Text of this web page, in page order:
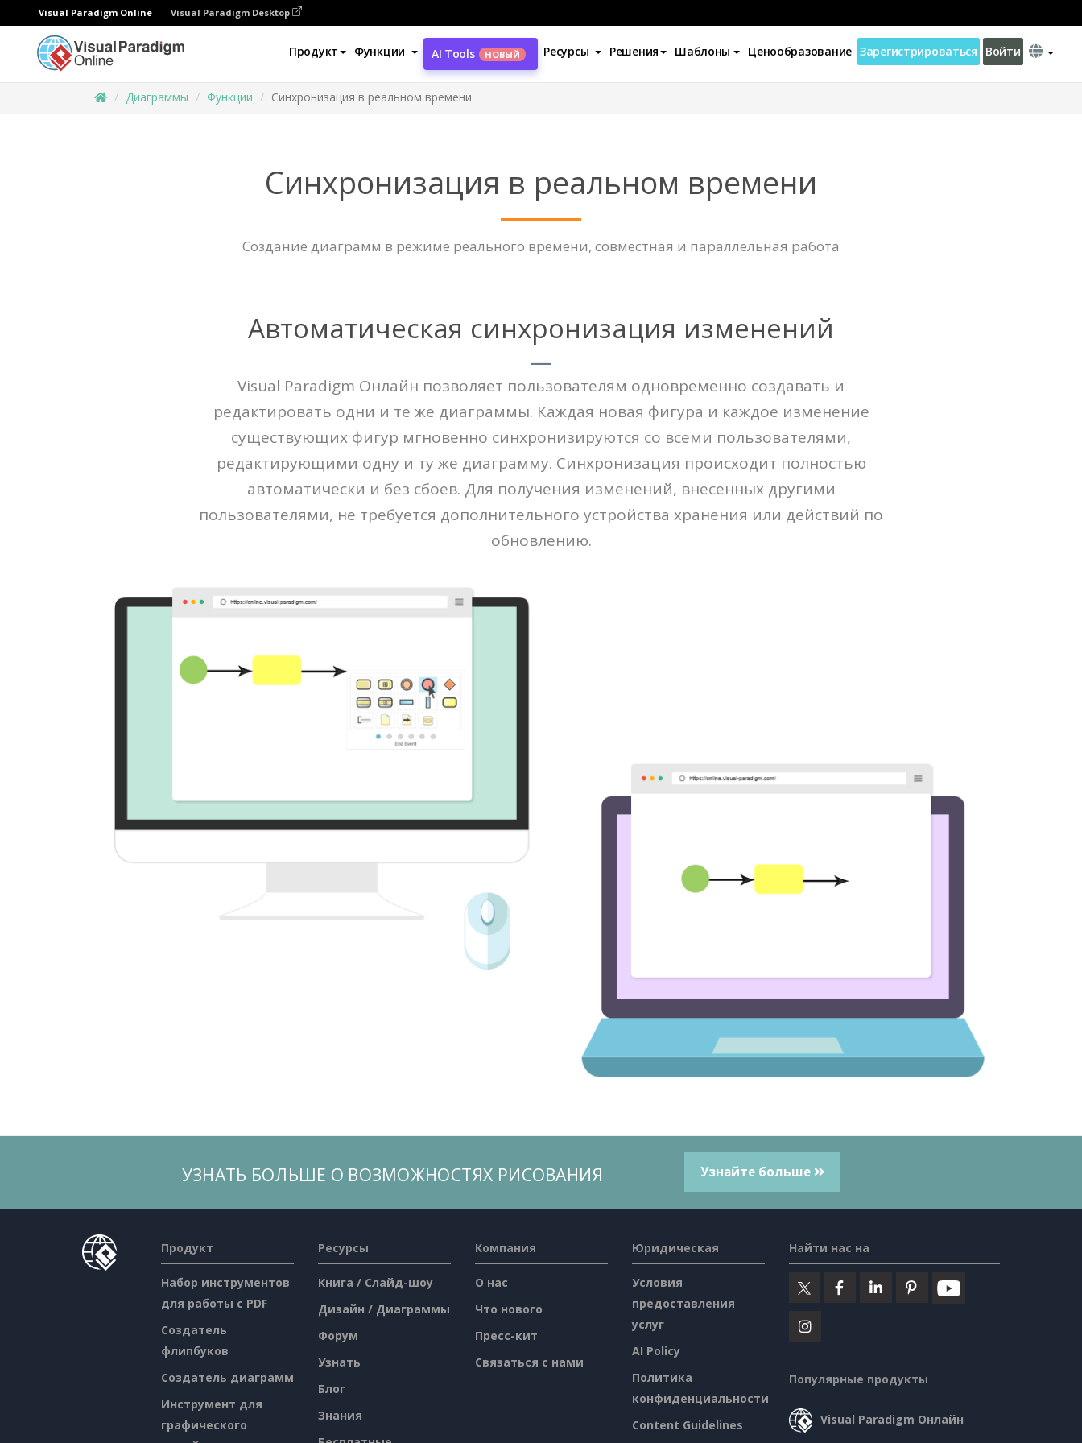
Visual Paradigm Online Visual Paradigm Desktop
Продукт Функции AI Tools НОВЫЙ Ресурсы Решения Шаблоны Ценообразование Зарегистрироваться Войти
Диаграммы Функции Синхронизация в реальном времени
Синхронизация в реальном времени
Создание диаграмм в режиме реального времени, совместная и параллельная работа
Автоматическая синхронизация изменений
Visual Paradigm Онлайн позволяет пользователям одновременно создавать и
редактировать одни и те же диаграммы. Каждая новая фигура и каждое изменение
существующих фигур мгновенно синхронизируются со всеми пользователями,
редактирующими одну и ту же диаграмму. Синхронизация происходит полностью
автоматически и без сбоев. Для получения изменений, внесенных другими
пользователями, не требуется дополнительного устройства хранения или действий по
обновлению.
УЗНАТЬ БОЛЬШЕ О ВОЗМОЖНОСТЯХ РИСОВАНИЯ Узнайте больше
Продукт
Набор инструментов
для работы с PDF
Создатель
флипбуков
Создатель диаграмм
Инструмент для
графического
Ресурсы
Книга / Слайд-шоу
Дизайн / Диаграммы
Форум
Узнать
Блог
Знания
Компания
О нас
Что нового
Пресс-кит
Связаться с нами
Юридическая
Условия
предоставления
услуг
AI Policy
Политика
конфиденциальности
Content Guidelines
Найти нас на
Популярные продукты
Visual Paradigm Онлайн